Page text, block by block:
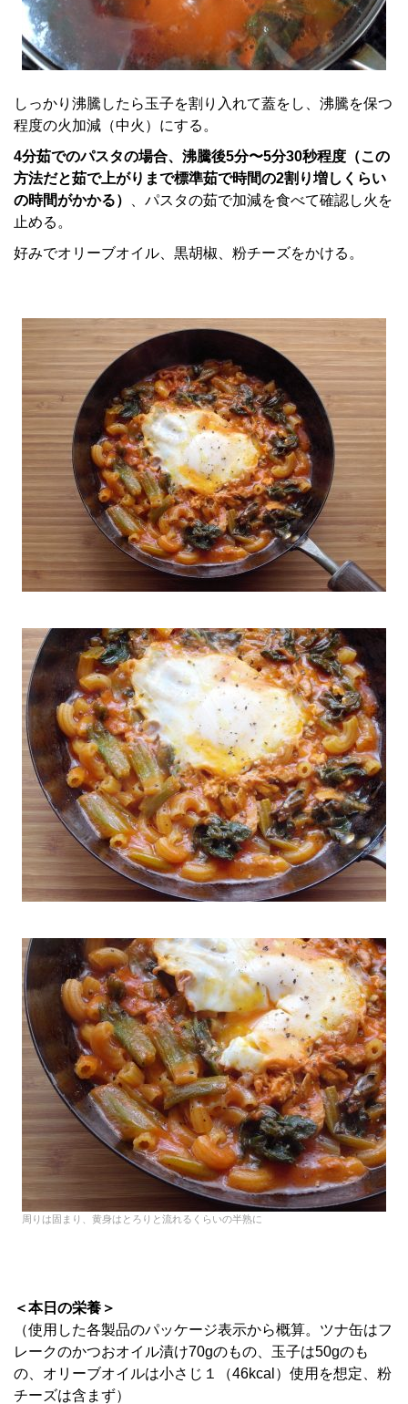
しっかり沸騰したら玉子を割り入れて蓋をし、沸騰を保つ
程度の火加減（中火）にする。
4分茹でのパスタの場合、沸騰後5分〜5分30秒程度（この
方法だと茹で上がりまで標準茹で時間の2割り増しくらい
の時間がかかる）
、パスタの茹で加減を食べて確認し火を
止める。
好みでオリーブオイル、黒胡椒、粉チーズをかける。
周りは固まり、黄身はとろりと流れるくらいの半熟に
＜本日の栄養＞
（使用した各製品のパッケージ表示から概算。ツナ缶はフ
レークのかつおオイル漬け70gのもの、玉子は50gのも
の、オリーブオイルは小さじ１（46kcal）使用を想定、粉
チーズは含まず）